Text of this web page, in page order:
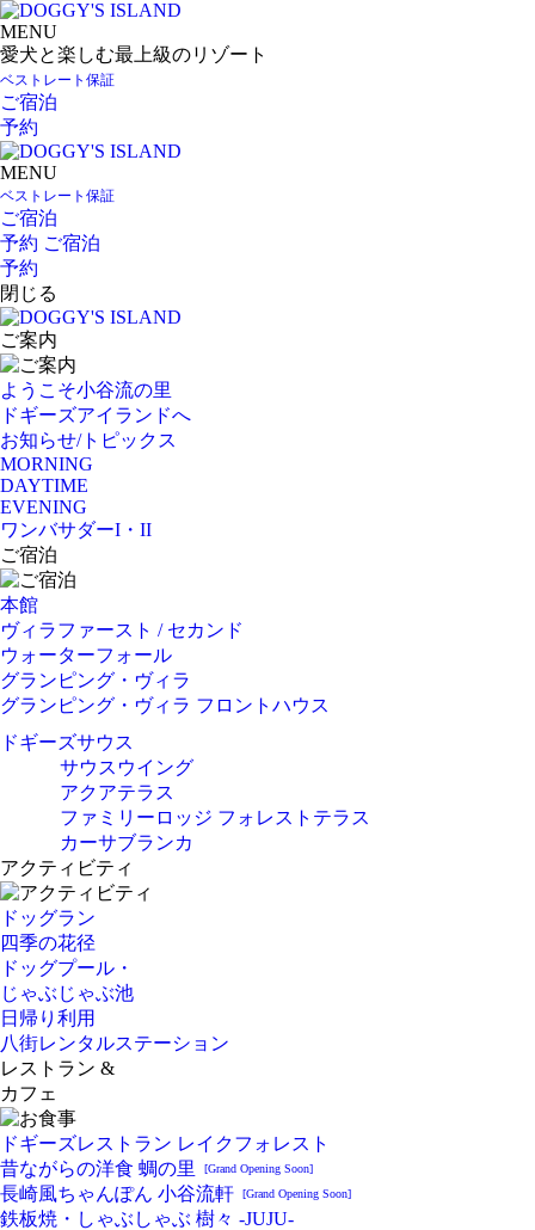
MENU
愛犬と楽しむ最上級のリゾート
ベストレート保証
ご宿泊
予約
MENU
ベストレート保証
ご宿泊
予約 ご宿泊
予約
閉じる
ご案内
ようこそ小谷流の里
ドギーズアイランドへ
お知らせ/トピックス
MORNING
DAYTIME
EVENING
ワンバサダーI・II
ご宿泊
本館
ヴィラファースト / セカンド
ウォーターフォール
グランピング・ヴィラ
グランピング・ヴィラ フロントハウス
ドギーズサウス
サウスウイング
アクアテラス
ファミリーロッジ フォレストテラス
カーサブランカ
アクティビティ
ドッグラン
四季の花径
ドッグプール・
じゃぶじゃぶ池
日帰り利用
八街レンタルステーション
レストラン &
カフェ
ドギーズレストラン レイクフォレスト
昔ながらの洋食 蜩の里
[Grand Opening Soon]
長崎風ちゃんぽん 小谷流軒 [Grand Opening Soon]
鉄板焼・しゃぶしゃぶ 樹々 -JUJU-